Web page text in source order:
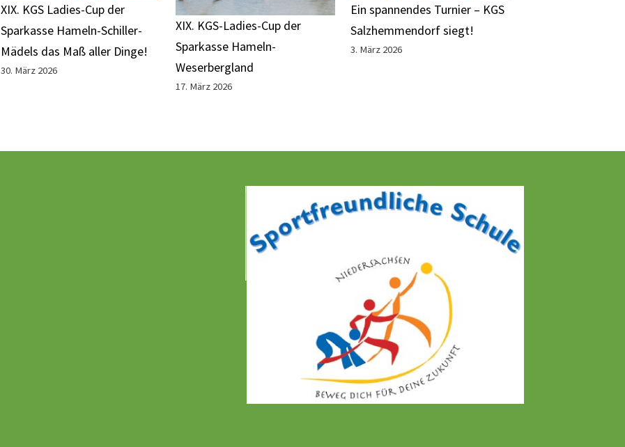
XIX. KGS Ladies-Cup der
Sparkasse Hameln-Schiller-
Mädels das Maß aller Dinge!
30. März 2026
XIX. KGS-Ladies-Cup der
Sparkasse Hameln-
Weserbergland
17. März 2026
Ein spannendes Turnier – KGS
Salzhemmendorf siegt!
3. März 2026